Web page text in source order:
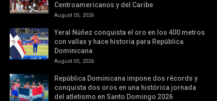
Centroamericanos y del Caribe
August 05, 2026
Yeral Núñez conquista el oro en los 400 metros
con vallas y hace historia para República
Dominicana
August 05, 2026
República Dominicana impone dos récords y
conquista dos oros en una histórica jornada
del atletismo en Santo Domingo 2026